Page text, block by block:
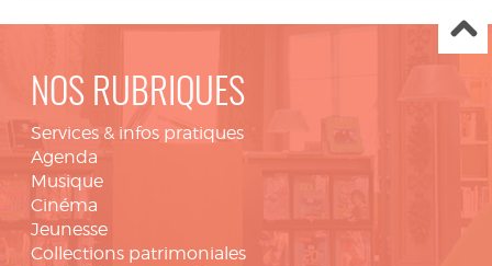
NOS RUBRIQUES
Services & infos pratiques
Agenda
Musique
Cinéma
Jeunesse
Collections patrimoniales